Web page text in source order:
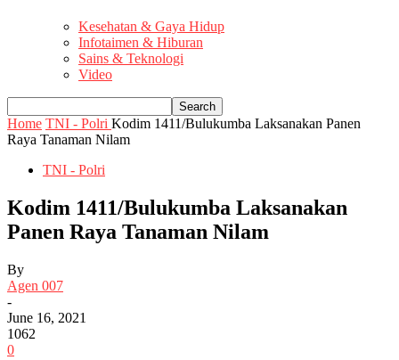
Kesehatan & Gaya Hidup
Infotaimen & Hiburan
Sains & Teknologi
Video
Home TNI - Polri Kodim 1411/Bulukumba Laksanakan Panen
Raya Tanaman Nilam
TNI - Polri
Kodim 1411/Bulukumba Laksanakan
Panen Raya Tanaman Nilam
By
Agen 007
-
June 16, 2021
1062
0